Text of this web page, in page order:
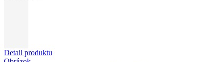
Detail produktu